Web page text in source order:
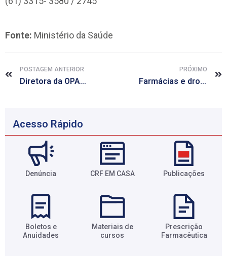
Fonte: Ministério da Saúde
POSTAGEM ANTERIOR
Diretora da OPAS afirma que luta contra a pandemia de COVID-19 deve incluir tratamento de doenças crônicas
PRÓXIMO
Farmácias e drogarias podem vender máscaras de tecido
Acesso Rápido
Denúncia CRF EM CASA Publicações
Boletos e
Anuidades​
Materiais de
cursos​
Prescrição
Farmacêutica​